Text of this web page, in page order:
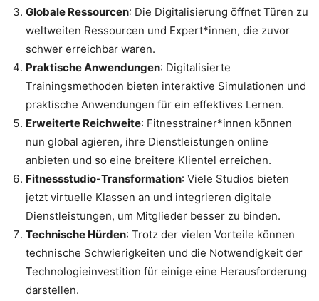
Globale Ressourcen: Die Digitalisierung öffnet Türen zu
weltweiten Ressourcen und Expert*innen, die zuvor
schwer erreichbar waren.
Praktische Anwendungen: Digitalisierte
Trainingsmethoden bieten interaktive Simulationen und
praktische Anwendungen für ein effektives Lernen.
Erweiterte Reichweite: Fitnesstrainer*innen können
nun global agieren, ihre Dienstleistungen online
anbieten und so eine breitere Klientel erreichen.
Fitnessstudio-Transformation: Viele Studios bieten
jetzt virtuelle Klassen an und integrieren digitale
Dienstleistungen, um Mitglieder besser zu binden.
Technische Hürden: Trotz der vielen Vorteile können
technische Schwierigkeiten und die Notwendigkeit der
Technologieinvestition für einige eine Herausforderung
darstellen.